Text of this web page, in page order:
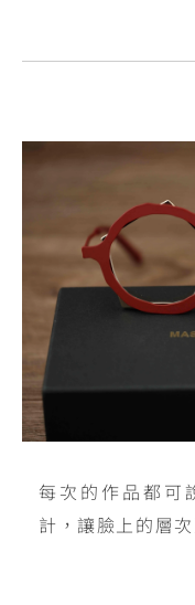
每次的作品都可
計，讓臉上的層